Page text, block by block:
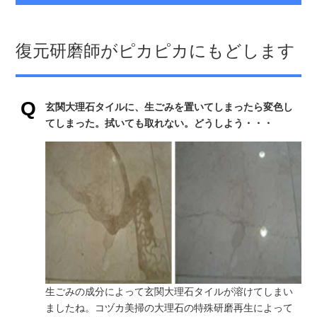
復元研磨師がピカピカにもどします
玄関大理石タイルに、生ごみを置いてしまったら変色し
てしまった。拭いても取れない。どうしよう・・・
生ごみの成分によって玄関大理石タイルが溶けてしまい
ましたね。コヅカ美掃の大理石の特殊研磨再生によって